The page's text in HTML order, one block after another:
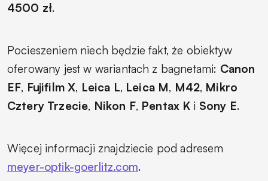
4500 zł.
Pocieszeniem niech będzie fakt, że obiektyw
oferowany jest w wariantach z bagnetami: Canon
EF, Fujifilm X, Leica L, Leica M, M42, Mikro
Cztery Trzecie, Nikon F, Pentax K i Sony E.
Więcej informacji znajdziecie pod adresem
meyer-optik-goerlitz.com.